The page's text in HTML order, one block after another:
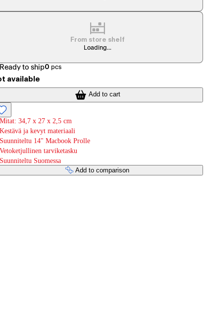
From store shelf
Loading...
Ready to ship0 pcs
available
Add to cart
Mitat: 34,7 x 27 x 2,5 cm
Kestävä ja kevyt materiaali
Suunniteltu 14" Macbook Prolle
Vetoketjullinen tarviketasku
Suunniteltu Suomessa
Add to comparison